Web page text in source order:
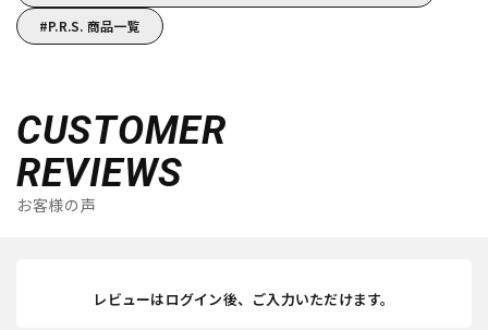
P.R.S. 商品一覧
CUSTOMER
REVIEWS
お客様の声
レビューはログイン後、ご入力いただけます。